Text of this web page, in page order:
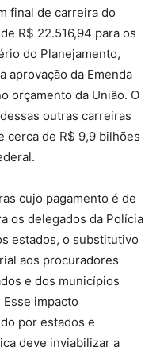
final de carreira do
R$ 22.516,94 para os
do Planejamento,
aprovação da Emenda
orçamento da União. O
outras carreiras
cerca de R$ 9,9 bilhões
cujo pagamento é de
os delegados da Polícia
estados, o substitutivo
aos procuradores
e dos municípios
impacto
por estados e
deve inviabilizar a